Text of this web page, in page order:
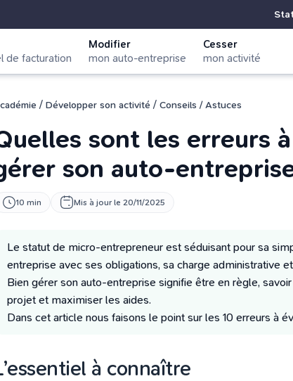
de facturation
Modifier
mon auto-entreprise
Cesser
mon activité
/ Développer son activité / Conseils / Astuces
sont les erreurs
son auto-
10 min Mis à jour le 20/11/2025
Le statut de micro-entrepreneur est séduisant pour sa
entreprise avec ses obligations, sa charge administrative
Bien gérer son auto-entreprise signifie être en règle,
projet et maximiser les aides.
Dans cet article nous faisons le point sur les 10 erreurs à
à connaître